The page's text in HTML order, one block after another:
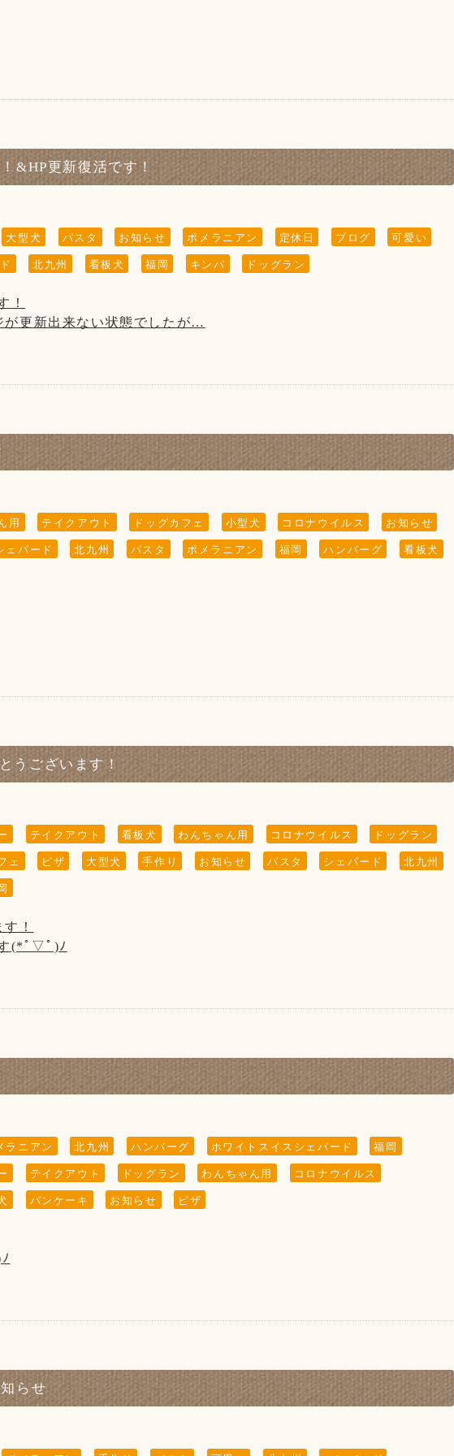
トイレやドッグランなど)以外はご遠慮頂きます様お願い致します。
距離ソーシャルディスタンスを保って頂きますようお願い致しま
ります。(店内は4組様まで、テラスは3組様まで)
ためですのでご了承くださいませ。
短縮営業で11:00～19:00(L.O 18:00)とさせて頂きます。
が時間が空いた時に撮影させて頂いております。
&HP更新復活です！
大型犬 パスタ お知らせ ポメラニアン 定休日 ブログ 可愛い
北九州 看板犬 福岡 キンパ ドッグラン
！
が更新出来ない状態でしたが…
します
値上げ致します
と、
用 テイクアウト ドッグカフェ 小型犬 コロナウイルス お知らせ
ェパード 北九州 パスタ ポメラニアン 福岡 ハンバーグ 看板犬
ラニアン)が
を渡りました。
見てsunちゃんに
お散歩をするなどの"ふれあい"の営業は行っておりませんので予めご
です。
ん。
様だけの追いかけっこなどはご遠慮頂きますようお願い致します。
なく、お子様からも目を離さないようにお願い致します。
策について】
うございます！
テイクアウト 看板犬 わんちゃん用 コロナウイルス ドッグラン
ェ ピザ 大型犬 手作り お知らせ パスタ シェパード 北九州
！
(*ﾟ▽ﾟ)ﾉ
がまだいらっしゃいますので、暫く掲載させていただきます。)
ニアン)が
渡りました。
ません。
承くださいませ※
ラニアン 北九州 ハンバーグ ホワイトスイスシェパード 福岡
テイクアウト ドッグラン わんちゃん用 コロナウイルス
パンケーキ お知らせ ピザ
になりましたが、
た！
なります。
らせ